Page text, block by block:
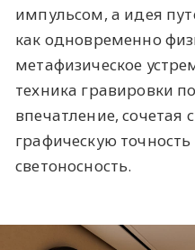
импульсом, а идея
как одновременно
метафизическое
техника гравировки
впечатление, сочетая
графическую
светоносность.